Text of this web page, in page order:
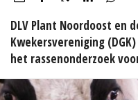
DLV Plant Noordoost en
Kwekersvereniging
het rassenonderzoek